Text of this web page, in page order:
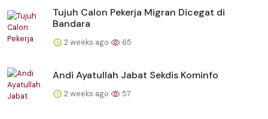
Tujuh Calon Pekerja Migran Dicegat di
Bandara
2 weeks ago 65
Andi Ayatullah Jabat Sekdis Kominfo
2 weeks ago 57